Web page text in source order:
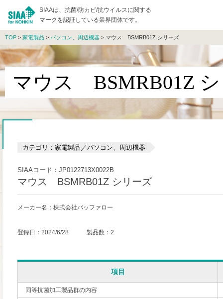
SIAAは、抗菌/防カビ/抗ウイルスに関する
マークを認証している業界団体です。
TOP > 家電製品 > パソコン、周辺機器 > マウス BSMRB01Z シリーズ
マウス BSMRB01Z
カテゴリ：家電製品／パソコン、周辺機器
SIAAコード：JP0122713X0022B
マウス BSMRB01Z シリーズ
メーカー名：株式会社バッファロー
登録日：2024/6/28 製品数：2
項目
同等抗菌加工製品群の内容